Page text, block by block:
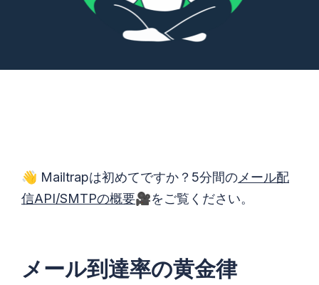
👋 Mailtrapは初めてですか？5分間のメール配
信API/SMTPの概要🎥をご覧ください。
メール到達率の黄金律